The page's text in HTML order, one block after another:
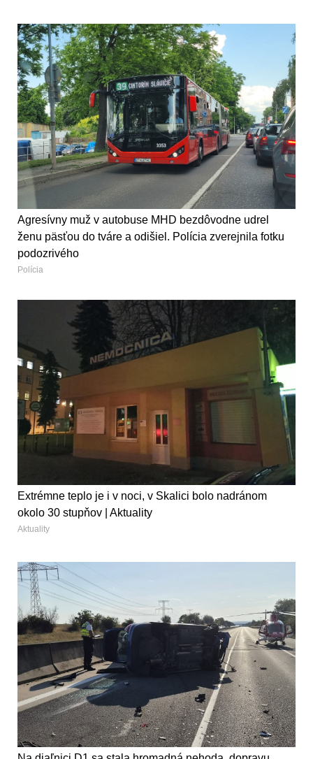
Agresívny muž v autobuse MHD bezdôvodne udrel
ženu päsťou do tváre a odišiel. Polícia zverejnila fotku
podozrivého
Polícia
Extrémne teplo je i v noci, v Skalici bolo nadránom
okolo 30 stupňov | Aktuality
Aktuality